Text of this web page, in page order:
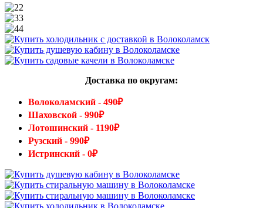
Доставка по округам:
Волоколамский - 490₽
Шаховской - 990₽
Лотошинский - 1190₽
Рузский - 990₽
Истринский - 0₽